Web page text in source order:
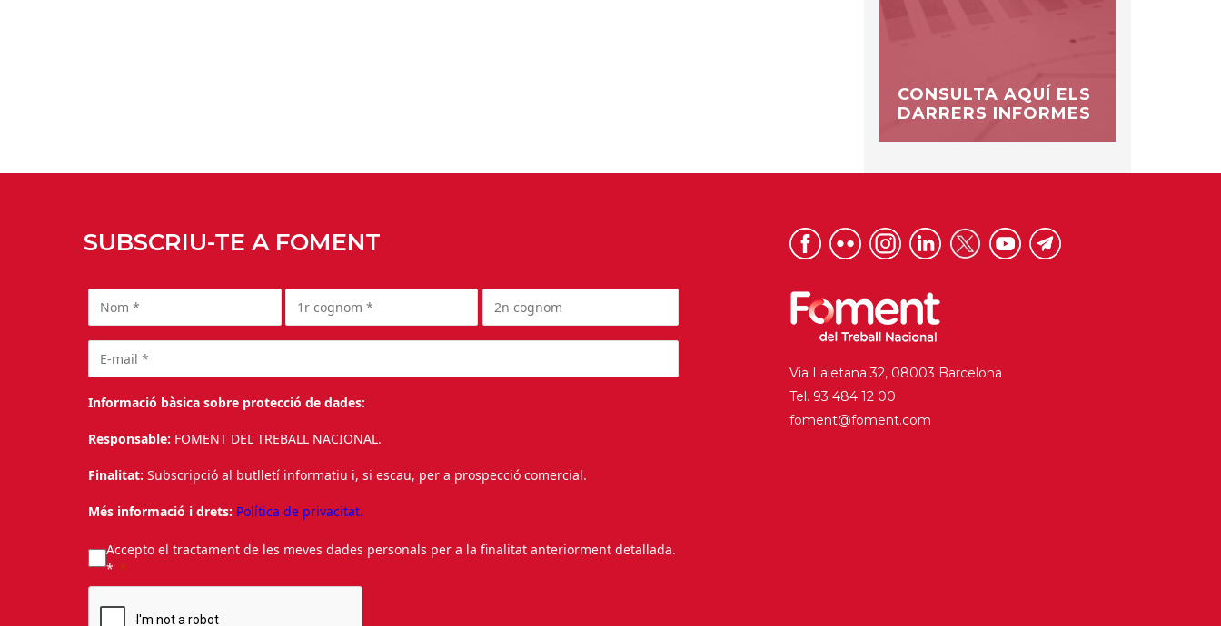
CONSULTA AQUÍ ELS
DARRERS INFORMES
SUBSCRIU-TE A FOMENT
Informació bàsica sobre protecció de dades:
Responsable: FOMENT DEL TREBALL NACIONAL.
Finalitat: Subscripció al butlletí informatiu i, si escau, per a prospecció comercial.
Més informació i drets: Política de privacitat.
Accepto el tractament de les meves dades personals per a la finalitat anteriorment detallada.
*
Via Laietana 32, 08003 Barcelona
Tel. 93 484 12 00
foment@foment.com